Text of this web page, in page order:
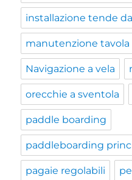
installazione tende
manutenzione tavola
Navigazione a vela
orecchie a sventola
paddle boarding
paddleboarding
pagaie regolabili